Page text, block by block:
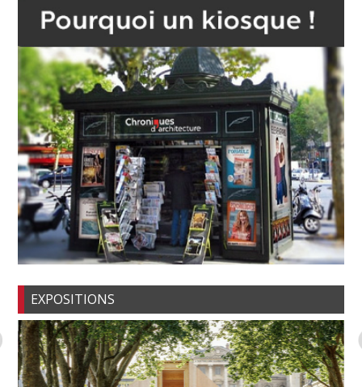
EXPOSITIONS